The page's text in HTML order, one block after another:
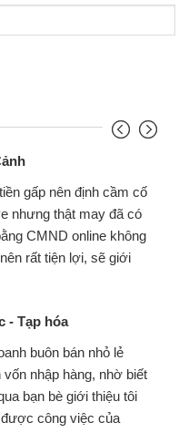
gấp nên định cầm cố
nhưng thật may đã có
CMND online không
rất tiện lợi, sẽ giới
- Tạp hóa
buôn bán nhỏ lẻ
vốn nhập hàng, nhờ biết
bạn bè giới thiệu tôi
công việc của